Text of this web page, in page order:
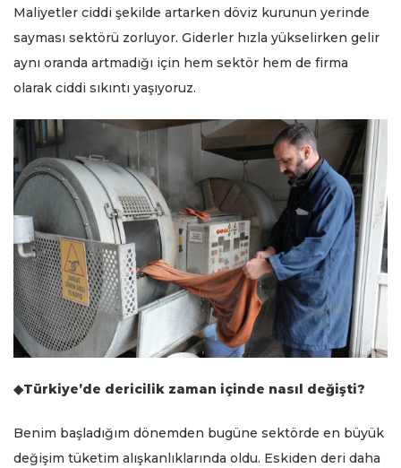
Maliyetler ciddi şekilde artarken döviz kurunun yerinde
sayması sektörü zorluyor. Giderler hızla yükselirken gelir
aynı oranda artmadığı için hem sektör hem de firma
olarak ciddi sıkıntı yaşıyoruz.
◆Türkiye’de dericilik zaman içinde nasıl değişti?
Benim başladığım dönemden bugüne sektörde en büyük
değişim tüketim alışkanlıklarında oldu. Eskiden deri daha